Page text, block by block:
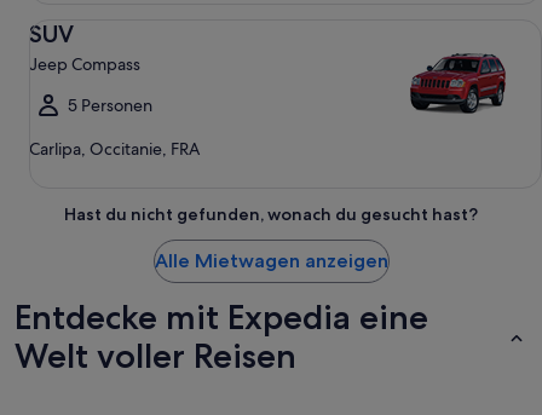
SUV
Jeep Compass
5 Personen
Carlipa, Occitanie, FRA
Hast du nicht gefunden, wonach du gesucht hast?
Alle Mietwagen anzeigen
Entdecke mit Expedia eine
Welt voller Reisen